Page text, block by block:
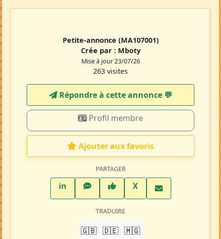
Petite-annonce (MA107001)
Crée par : Mboty
Mise à jour 23/07/26
263 visites
Répondre à cette annonce 💬​
Profil membre
Ajouter aux favoris
PARTAGER
inLinkedInWhatsAppFacebook
XTwitter X
TRADUIRE
🇬🇧 🇩🇪 🇲🇬